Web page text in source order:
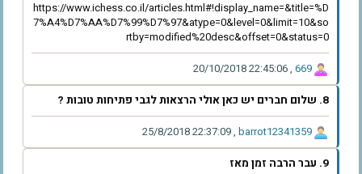
https://www.ichess.co.il/articles.html#!display_name=&title=%D
7%A4%D7%AA%D7%99%D7%97&atype=0&level=0&limit=10&so
rtby=modified%20desc&offset=0&status=0
‫669‬
,
‫20/10/2018 22:45:06‬
8. שלום חברים יש כאן אולי הרצאות לגבי פתיחות טובות ?
‫barrot12341359‬
,
‫25/8/2018 22:37:09‬
9. עבר הרבה זמן מאז